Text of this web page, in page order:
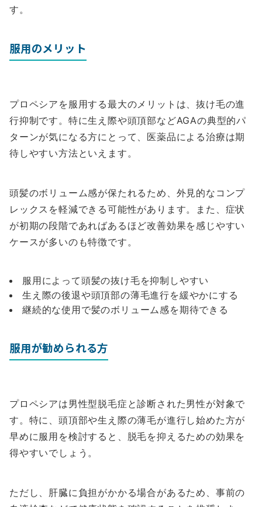
す。
服用のメリット
プロペシアを服用する最大のメリットは、抜け毛の進
行抑制です。特に生え際や頭頂部などAGAの典型的パ
ターンが気になる方にとって、医薬品による治療は期
待しやすい方法といえます。
頭髪のボリューム感が保たれるため、外見的なコンプ
レックスを軽減できる可能性があります。また、症状
が初期の段階であればあるほど改善効果を感じやすい
ケースが多いのも特徴です。
服用によって頭髪の抜け毛を抑制しやすい
生え際の後退や頭頂部の薄毛進行を緩やかにする
継続的な使用で髪のボリューム感を期待できる
服用が勧められる方
プロペシアは男性型脱毛症と診断された男性が対象で
す。特に、頭頂部や生え際の薄毛が進行し始めた方が
早めに服用を検討すると、脱毛を抑えるための効果を
得やすいでしょう。
ただし、肝臓に負担がかかる場合があるため、事前の